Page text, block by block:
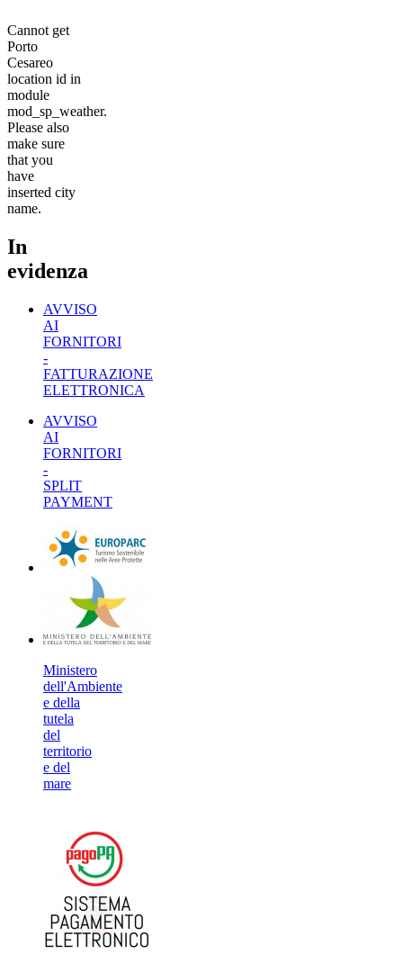
Cannot get
Porto
Cesareo
location id in
module
mod_sp_weather.
Please also
make sure
that you
have
inserted city
name.
In
evidenza
AVVISO
AI
FORNITORI
-
FATTURAZIONE
ELETTRONICA
AVVISO
AI
FORNITORI
-
SPLIT
PAYMENT
Ministero
dell'Ambiente
e della
tutela
del
territorio
e del
mare